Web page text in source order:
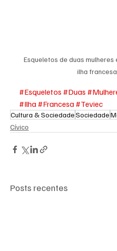
Esqueletos de duas mulheres
ilha
#Esqueletos #Duas
#Ilha #Francesa #Teviec
Cultura & SociedadeSociedade
Cívico
Posts recentes